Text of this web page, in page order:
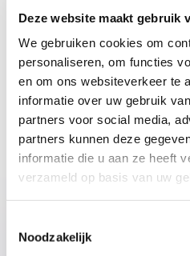
Deze website maakt gebruik
We gebruiken cookies om
personaliseren, om functies
en om ons websiteverkeer te
informatie over uw gebruik
partners voor social media,
partners kunnen deze
informatie die u aan ze heeft
verzameld op basis van uw
Noodzakelijk
andere projecten zijn
naar vrijwilligers.
Vacatures
Er zijn op dit moment
vrijwilligersvacatures.
Interesse?
Heb je interesse om
je in te zetten voor